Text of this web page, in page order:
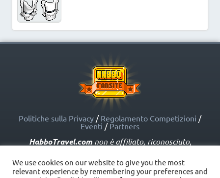
Politiche sulla Privacy / Regolamento Competizioni /
Eventi / Partners
HabboTravel.comnon è affiliato, riconosciuto,
dalle società affiliate. HabboTravel.com può servirsi di
marchi registrati e altre proprietà intellettuali di Habbo
come indicato nelle Politiche sui Fansite.
We use cookies on our website to give you the most
relevant experience by remembering your preferences and